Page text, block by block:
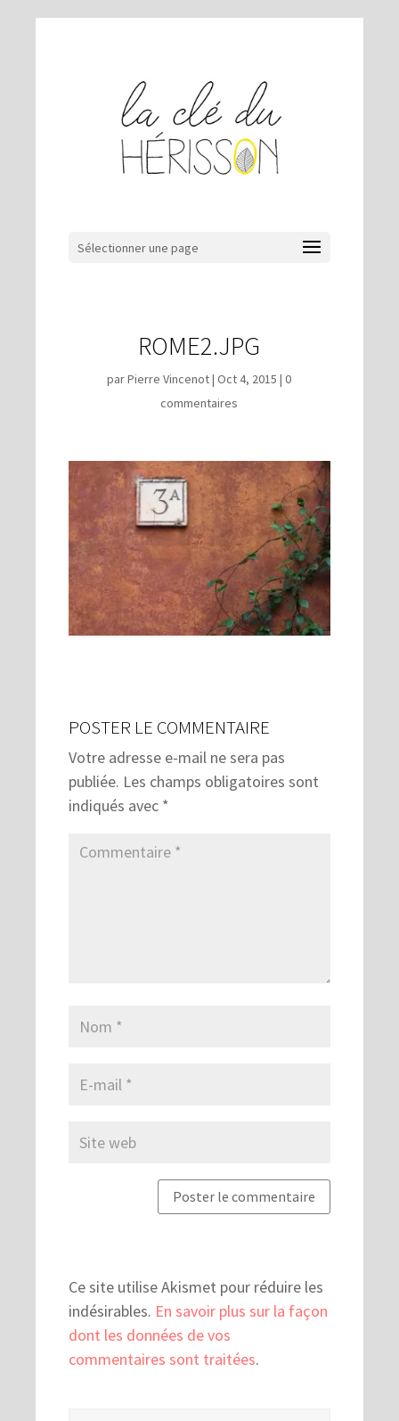
Sélectionner une page
ROME2.JPG
parPierre Vincenot|Oct 4, 2015 |0
commentaires
POSTER LE COMMENTAIRE
Votre adresse e-mail ne sera pas
publiée. Les champs obligatoires sont
indiqués avec *
Ce site utilise Akismet pour réduire les
indésirables. En savoir plus sur la façon
dont les données de vos
commentaires sont traitées.